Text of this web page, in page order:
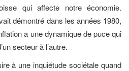
qui affecte notre économie.
démontré dans les années 1980,
a une dynamique de puce qui
secteur à l’autre.
à une inquiétude sociétale quand